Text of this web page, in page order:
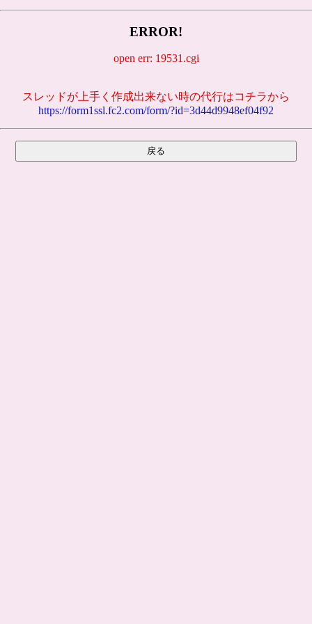
ERROR!
open err: 19531.cgi
スレッドが上手く作成出来ない時の代行はコチラから
https://form1ssl.fc2.com/form/?id=3d44d9948ef04f92